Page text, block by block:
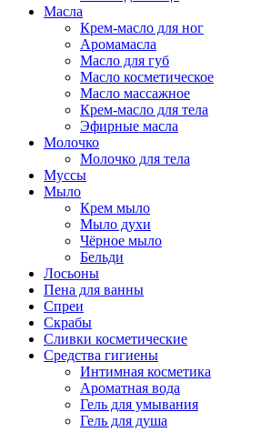
Масла
Крем-масло для ног
Аромамасла
Масло для губ
Масло косметическое
Масло массажное
Крем-масло для тела
Эфирные масла
Молочко
Молочко для тела
Муссы
Мыло
Крем мыло
Мыло духи
Чёрное мыло
Бельди
Лосьоны
Пена для ванны
Спреи
Скрабы
Сливки косметические
Средства гигиены
Интимная косметика
Ароматная вода
Гель для умывания
Гель для душа